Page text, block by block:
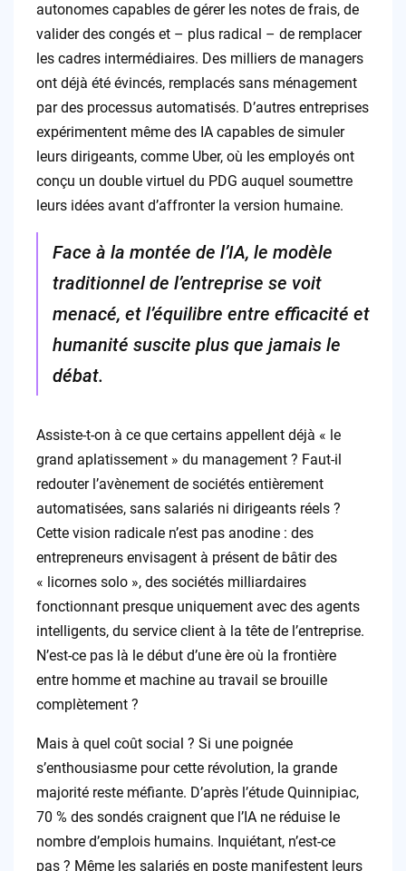
autonomes capables de gérer les notes de frais, de
valider des congés et – plus radical – de remplacer
les cadres intermédiaires. Des milliers de managers
ont déjà été évincés, remplacés sans ménagement
par des processus automatisés. D’autres entreprises
expérimentent même des IA capables de simuler
leurs dirigeants, comme Uber, où les employés ont
conçu un double virtuel du PDG auquel soumettre
leurs idées avant d’affronter la version humaine.
Face à la montée de l’IA, le modèle
traditionnel de l’entreprise se voit
menacé, et l’équilibre entre efficacité et
humanité suscite plus que jamais le
débat.
Assiste-t-on à ce que certains appellent déjà « le
grand aplatissement » du management ? Faut-il
redouter l’avènement de sociétés entièrement
automatisées, sans salariés ni dirigeants réels ?
Cette vision radicale n’est pas anodine : des
entrepreneurs envisagent à présent de bâtir des
« licornes solo », des sociétés milliardaires
fonctionnant presque uniquement avec des agents
intelligents, du service client à la tête de l’entreprise.
N’est-ce pas là le début d’une ère où la frontière
entre homme et machine au travail se brouille
complètement ?
Mais à quel coût social ? Si une poignée
s’enthousiasme pour cette révolution, la grande
majorité reste méfiante. D’après l’étude Quinnipiac,
70 % des sondés craignent que l’IA ne réduise le
nombre d’emplois humains. Inquiétant, n’est-ce
pas ? Même les salariés en poste manifestent leurs